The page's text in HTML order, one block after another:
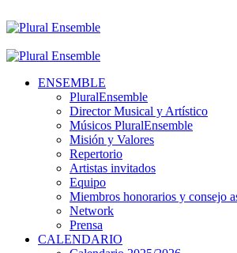
ENSEMBLE
PluralEnsemble
Director Musical y Artístico
Músicos PluralEnsemble
Misión y Valores
Repertorio
Artistas invitados
Equipo
Miembros honorarios y consejo
Network
Prensa
CALENDARIO